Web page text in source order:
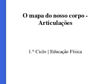
O mapa do nosso corpo -
Articulações
1.º Ciclo | Educação Física